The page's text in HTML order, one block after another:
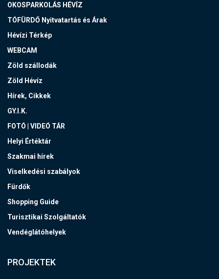
OKOSPARKOLÁS HÉVÍZ
TÓFÜRDŐ Nyitvatartás és Árak
Hévízi Térkép
WEBCAM
Zöld szállodák
Zöld Hévíz
Hírek, Cikkek
GY.I.K.
FOTÓ | VIDEÓ TÁR
Helyi Értéktár
Szakmai hírek
Viselkedési szabályok
Fürdők
Shopping Guide
Turisztikai Szolgáltatók
Vendéglátóhelyek
PROJEKTEK